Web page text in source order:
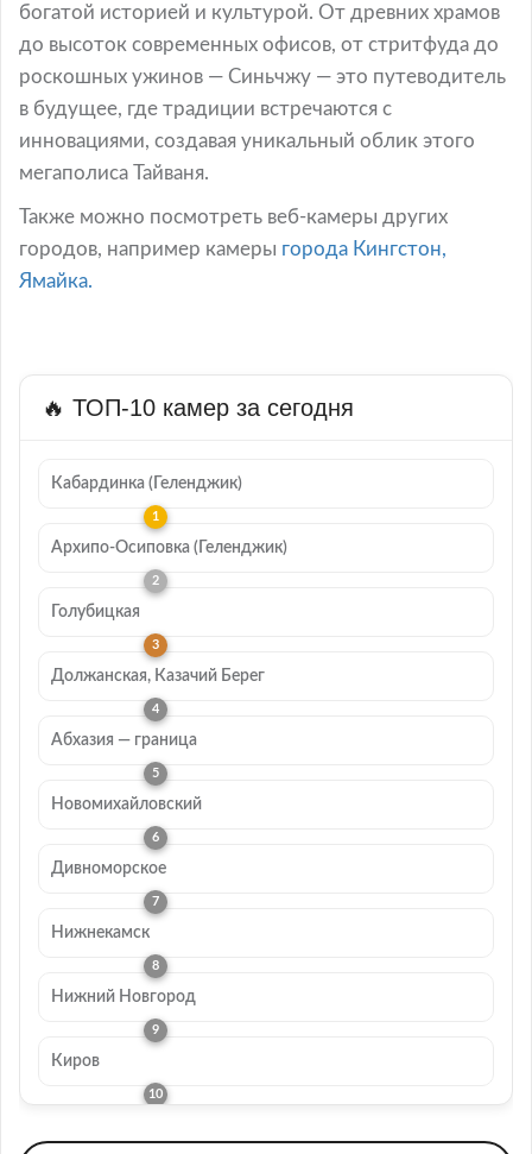
богатой историей и культурой. От древних храмов
до высоток современных офисов, от стритфуда до
роскошных ужинов — Синьчжу — это путеводитель
в будущее, где традиции встречаются с
инновациями, создавая уникальный облик этого
мегаполиса Тайваня.
Также можно посмотреть веб-камеры других
городов, например камеры города Кингстон,
Ямайка.
🔥 ТОП-10 камер за сегодня
Кабардинка (Геленджик)
Архипо-Осиповка (Геленджик)
Голубицкая
Должанская, Казачий Берег
Абхазия — граница
Новомихайловский
Дивноморское
Нижнекамск
Нижний Новгород
Киров